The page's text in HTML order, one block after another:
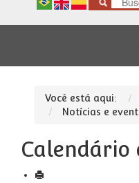
Você está aqui:
Notícias e
Calendário